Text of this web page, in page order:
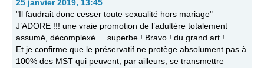
25 janvier 2019, 13:45
"Il faudrait donc cesser toute sexualité hors mariage"
J’ADORE !!! une vraie promotion de l’adultère totalement
assumé, décomplexé ... superbe ! Bravo ! du grand art !
Et je confirme que le préservatif ne protège absolument pas à
100% des MST qui peuvent, par ailleurs, se transmettre